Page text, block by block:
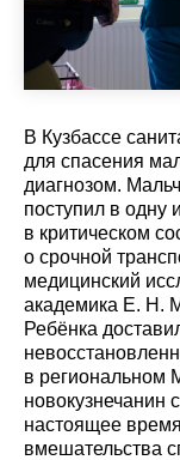
В Кузбассе
для спасения
диагнозом.
поступил в одну
в критическом
о срочной
медицинский
академика Е. Н.
Ребёнка
в региональном
новокузнечанин
настоящее
вмешательства